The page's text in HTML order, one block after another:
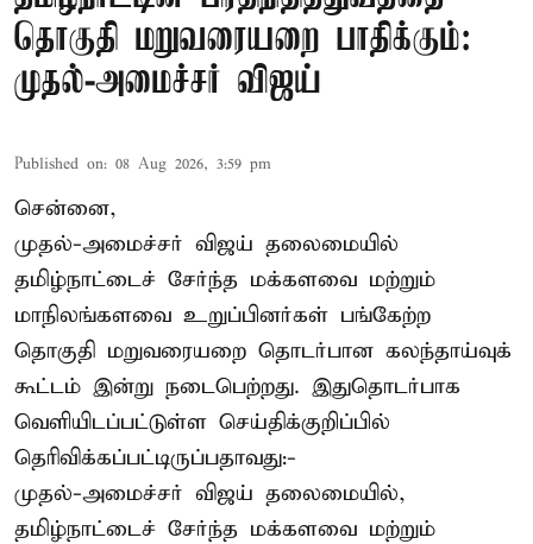
தொகுதி மறுவரையறை பாதிக்கும்:
முதல்-அமைச்சர் விஜய்
Published on: 08 Aug 2026, 3:59 pm
சென்னை,
முதல்-அமைச்சர் விஜய் தலைமையில்
தமிழ்நாட்டைச் சேர்ந்த மக்களவை மற்றும்
மாநிலங்களவை உறுப்பினர்கள் பங்கேற்ற
தொகுதி மறுவரையறை தொடர்பான கலந்தாய்வுக்
கூட்டம் இன்று நடைபெற்றது. இதுதொடர்பாக
வெளியிடப்பட்டுள்ள செய்திக்குறிப்பில்
தெரிவிக்கப்பட்டிருப்பதாவது:-
முதல்-அமைச்சர் விஜய் தலைமையில்,
தமிழ்நாட்டைச் சேர்ந்த மக்களவை மற்றும்